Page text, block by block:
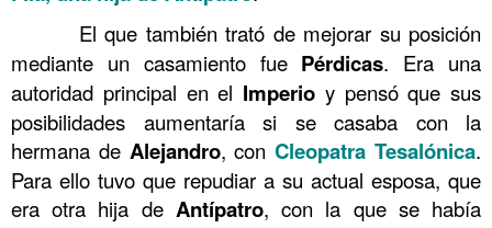
El que también trató de mejorar su posición
mediante un casamiento fue Pérdicas. Era una
autoridad principal en el Imperio y pensó que sus
posibilidades aumentaría si se casaba con la
hermana de Alejandro, conCleopatra Tesalónica.
Para ello tuvo que repudiar a su actual esposa, que
era otra hija de Antípatro, con la que se había